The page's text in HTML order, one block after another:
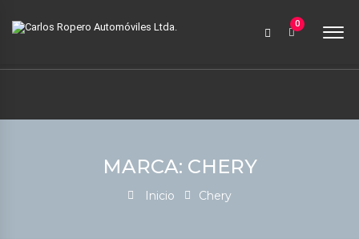
contabilidad@carlosroperoautomoviles.com
0
MARCA: CHERY
Inicio Chery